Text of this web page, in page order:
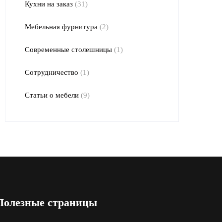
Кухни на заказ (31)
Мебельная фурнитура (2)
Современные столешницы (1)
Сотрудничество (1)
Статьи о мебели (9)
страницы